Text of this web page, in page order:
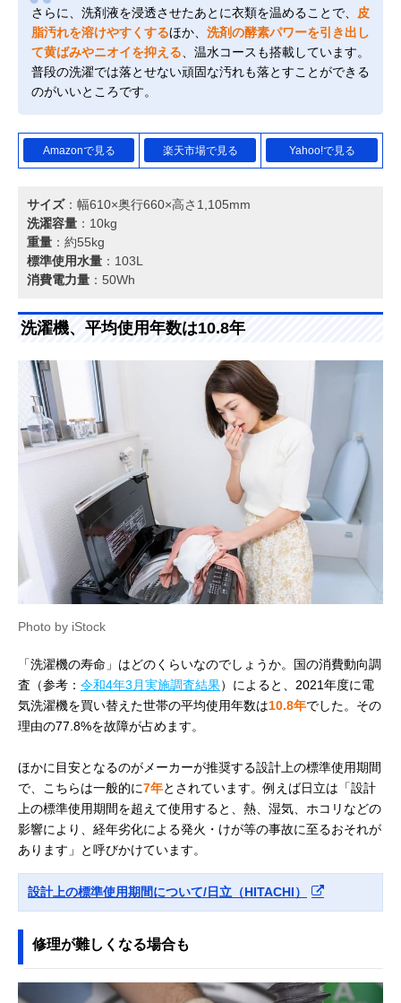
さらに、洗剤液を浸透させたあとに衣類を温めることで、
皮
脂汚れを溶けやすくするほか、 洗剤の酵素パワーを引き出し
て黄ばみやニオイを抑える 、温水コースも搭載しています。
普段の洗濯では落とせない頑固な汚れも落とすことができる
のがいいところです。
Amazonで見る 楽天市場で見る Yahoo!で見る
サイズ：幅610×奥行660×高さ1,105mm
洗濯容量 ：10kg
重量 ：約55kg
標準使用水量 ：103L
消費電力量 ：50Wh
洗濯機、平均使用年数は10.8年
Photo by iStock
「洗濯機の寿命」はどのくらいなのでしょうか。国の消費動向調
査（参考： 令和4年3月実施調査結果）によると、2021年度に電
気洗濯機を買い替えた世帯の平均使用年数は10.8年でした。その
理由の77.8%を故障が占めます。
ほかに目安となるのがメーカーが推奨する設計上の標準使用期間
で、こちらは一般的に7年とされています。例えば日立は「設計
上の標準使用期間を超えて使用すると、熱、湿気、ホコリなどの
影響により、経年劣化による発火・けが等の事故に至るおそれが
あります」と呼びかけています。
設計上の標準使用期間について/日立（HITACHI）
修理が難しくなる場合も